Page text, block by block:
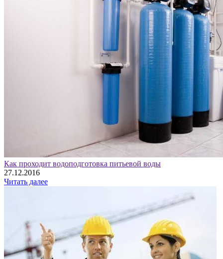
Как проходит водоподготовка питьевой воды
27.12.2016
Читать далее